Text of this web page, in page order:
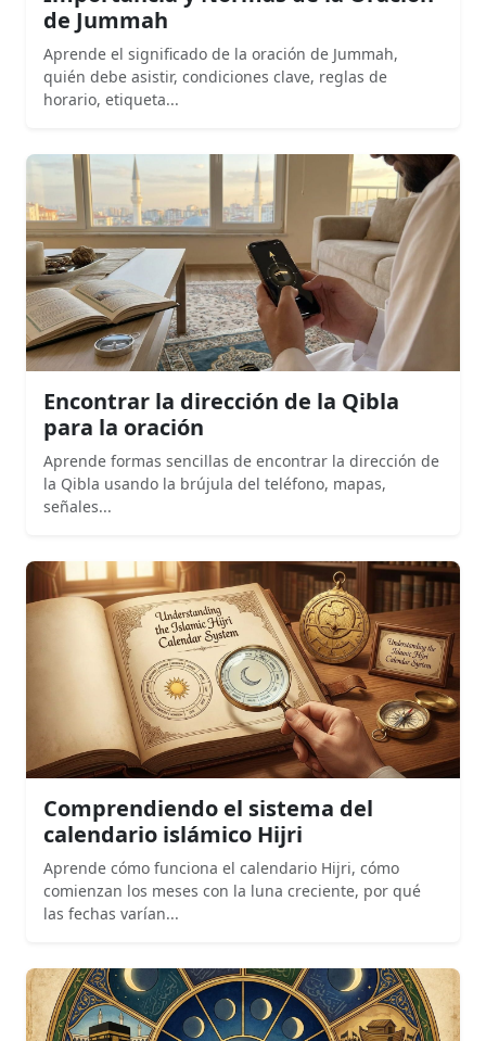
de Jummah
Aprende el significado de la oración de Jummah,
quién debe asistir, condiciones clave, reglas de
horario, etiqueta...
Encontrar la dirección de la Qibla
para la oración
Aprende formas sencillas de encontrar la dirección de
la Qibla usando la brújula del teléfono, mapas,
señales...
Comprendiendo el sistema del
calendario islámico Hijri
Aprende cómo funciona el calendario Hijri, cómo
comienzan los meses con la luna creciente, por qué
las fechas varían...